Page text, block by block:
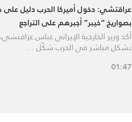
عراقتشي: دخول أميركا الحرب دليل على
بصواريخ “خيبر” أجبرهم على التراجع
أكد وزير الخارجية الإيراني عباس
بشكل مباشر في الحرب شكّل …
01:47